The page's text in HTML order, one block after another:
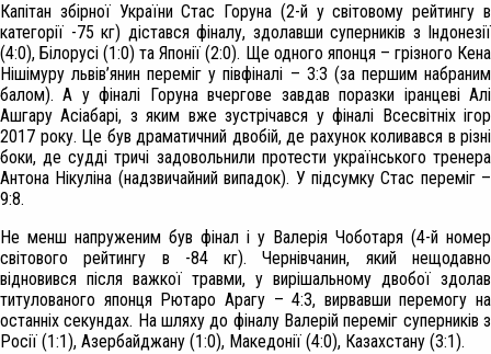
Капітан збірної України Стас Горуна (2-й у світовому рейтингу в
категорії -75 кг) дістався фіналу, здолавши суперників з Індонезії
(4:0), Білорусі (1:0) та Японії (2:0). Ще одного японця – грізного Кена
Нішімуру львів’янин переміг у півфіналі – 3:3 (за першим набраним
балом). А у фіналі Горуна вчергове завдав поразки іранцеві Алі
Ашгару Асіабарі, з яким вже зустрічався у фіналі Всесвітніх ігор
2017 року. Це був драматичний двобій, де рахунок коливався в різні
боки, де судді тричі задовольнили протести українського тренера
Антона Нікуліна (надзвичайний випадок). У підсумку Стас переміг –
9:8.
Не менш напруженим був фінал і у Валерія Чоботаря (4-й номер
світового рейтингу в -84 кг). Чернівчанин, який нещодавно
відновився після важкої травми, у вирішальному двобої здолав
титулованого японця Рютаро Арагу – 4:3, вирвавши перемогу на
останніх секундах. На шляху до фіналу Валерій переміг суперників з
Росії (1:1), Азербайджану (1:0), Македонії (4:0), Казахстану (3:1).